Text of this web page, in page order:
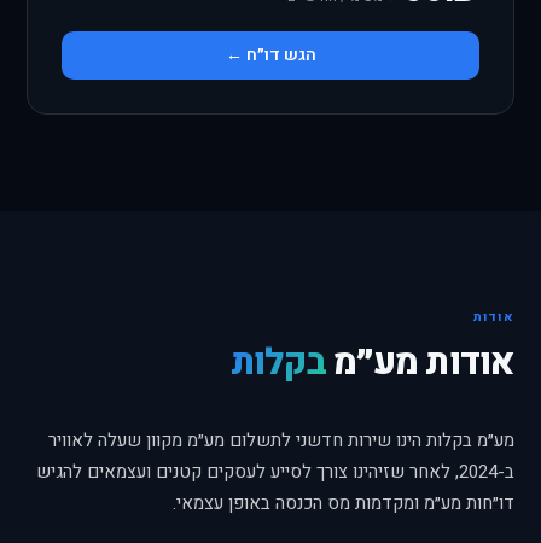
הגש דו״ח ←
אודות
אודות מע״מבקלות
מע״מ בקלות הינו שירות חדשני לתשלום מע״מ מקוון שעלה לאוויר
ב-2024, לאחר שזיהינו צורך לסייע לעסקים קטנים ועצמאים להגיש
דו״חות מע״מ ומקדמות מס הכנסה באופן עצמאי.